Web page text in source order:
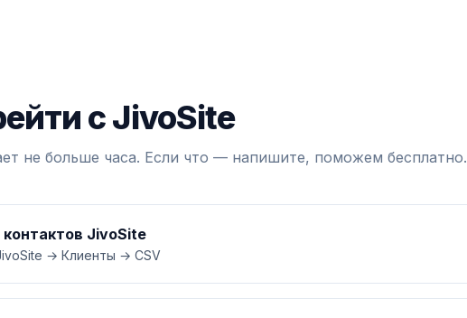
с JivoSite
не больше часа. Если что — напишите, поможем бесплатно.
JivoSite
→ Клиенты → CSV